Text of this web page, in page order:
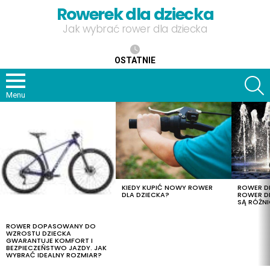
Rowerek dla dziecka
Jak wybrać rower dla dziecka
OSTATNIE
Menu
ROWER DOPASOWANY DO
WZROSTU DZIECKA
GWARANTUJE KOMFORT I
BEZPIECZEŃSTWO JAZDY. JAK
WYBRAĆ IDEALNY ROZMIAR?
KIEDY KUPIĆ NOWY ROWER
DLA DZIECKA?
ROWER
ROWER
SĄ